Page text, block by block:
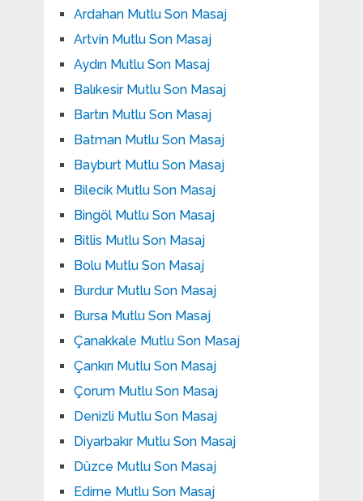
Ardahan Mutlu Son Masaj
Artvin Mutlu Son Masaj
Aydın Mutlu Son Masaj
Balıkesir Mutlu Son Masaj
Bartın Mutlu Son Masaj
Batman Mutlu Son Masaj
Bayburt Mutlu Son Masaj
Bilecik Mutlu Son Masaj
Bingöl Mutlu Son Masaj
Bitlis Mutlu Son Masaj
Bolu Mutlu Son Masaj
Burdur Mutlu Son Masaj
Bursa Mutlu Son Masaj
Çanakkale Mutlu Son Masaj
Çankırı Mutlu Son Masaj
Çorum Mutlu Son Masaj
Denizli Mutlu Son Masaj
Diyarbakır Mutlu Son Masaj
Düzce Mutlu Son Masaj
Edirne Mutlu Son Masaj